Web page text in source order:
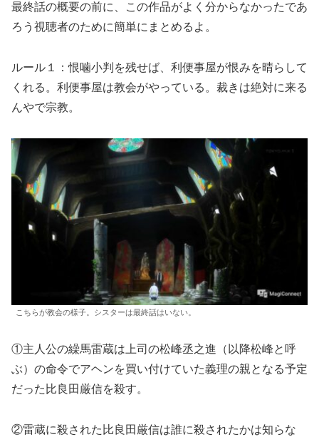
最終話の概要の前に、この作品がよく分からなかったであ
ろう視聴者のために簡単にまとめるよ。
ルール１：恨噛小判を残せば、利便事屋が恨みを晴らして
くれる。利便事屋は教会がやっている。裁きは絶対に来る
んやで宗教。
こちらが教会の様子。シスターは最終話はいない。
①主人公の繰馬雷蔵は上司の松峰丞之進（以降松峰と呼
ぶ）の命令でアヘンを買い付けていた義理の親となる予定
だった比良田厳信を殺す。
②雷蔵に殺された比良田厳信は誰に殺されたかは知らな